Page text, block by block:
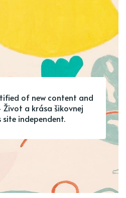
of new content and
a krása šikovnej
site independent.